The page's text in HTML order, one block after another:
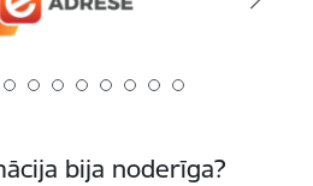
bija noderīga?